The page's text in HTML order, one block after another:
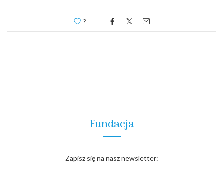
kierownictwa. Dotychczasowa prezez Pani Doktor Marta…
?
Fundacja
Zapisz się na nasz newsletter: